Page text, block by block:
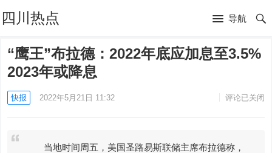
四川热点 导航
“鹰王”布拉德：2022年底应加息至3.5%
2023年或降息
快报 2022年5月21日 11:32 评论已关闭
当地时间周五，美国圣路易斯联储主席布拉德称，